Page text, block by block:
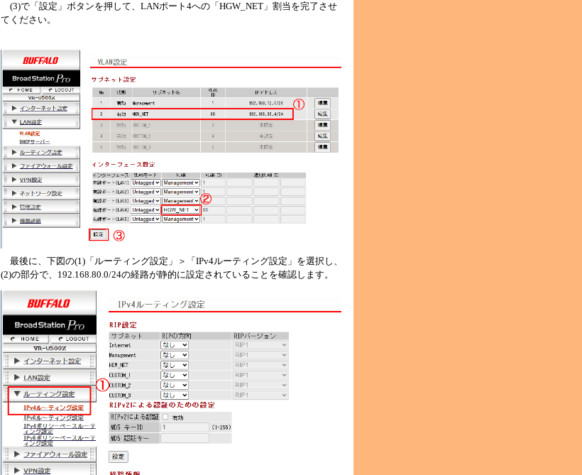
(3)で「設定」ボタンを押して、LANポート4への「HGW_NET」割当を完了させ
てください。
最後に、下図の(1)「ルーティング設定」＞「IPv4ルーティング設定」を選択し、
(2)の部分で、192.168.80.0/24の経路が静的に設定されていることを確認します。